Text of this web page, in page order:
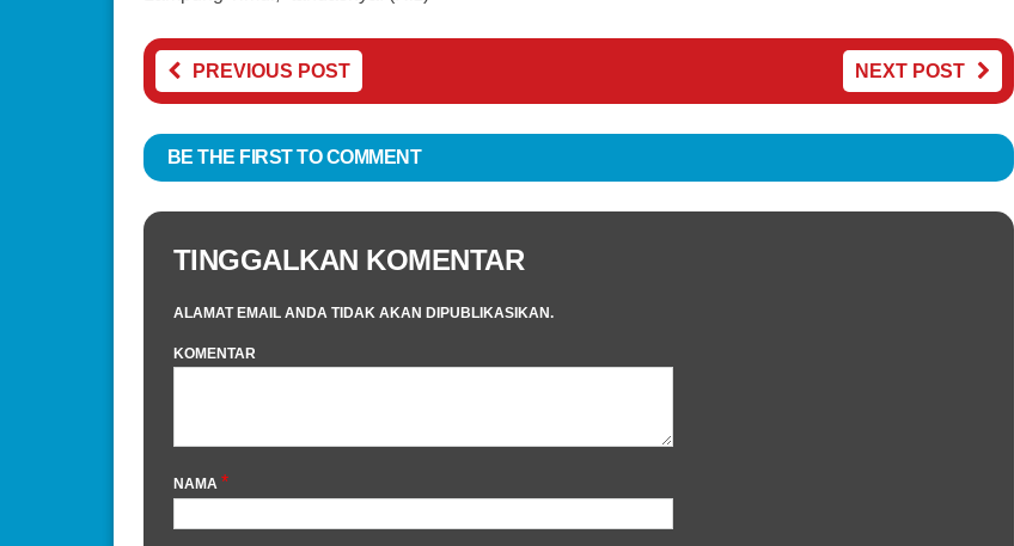
PREVIOUS POST NEXT POST
BE THE FIRST TO COMMENT
TINGGALKAN KOMENTAR
ALAMAT EMAIL ANDA TIDAK AKAN DIPUBLIKASIKAN.
KOMENTAR
NAMA *